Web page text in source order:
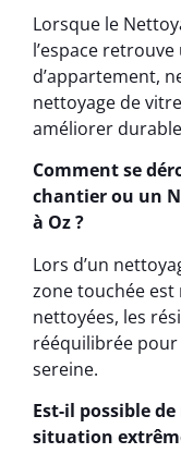
Lorsque le
l’espace
d’appartement,
nettoyage de
améliorer
Comment se
chantier ou un
à Oz ?
Lors d’un
zone touchée est
nettoyées, les
rééquilibrée
sereine.
Est-il possible
situation